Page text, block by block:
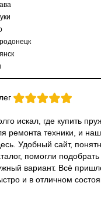
искал, где купить
ремонта техники, и
Удобный сайт,
помогли подобрать
вариант. Всё
и в отличном